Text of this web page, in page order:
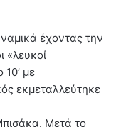
έχοντας την
«λευκοί
με
εκμεταλλεύτηκε
Μετά το